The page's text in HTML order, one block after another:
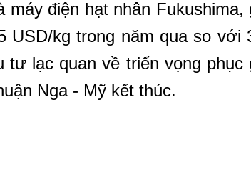
máy điện hạt nhân Fukushima,
USD/kg trong năm qua so với
tư lạc quan về triển vọng phục
Nga - Mỹ kết thúc.